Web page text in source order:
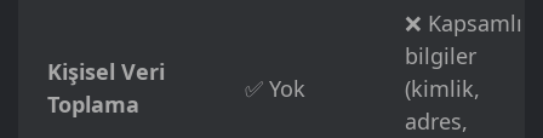
Kişisel Veri
Toplama
✅ Yok
❌ Kapsamlı
bilgiler
(kimlik,
adres,